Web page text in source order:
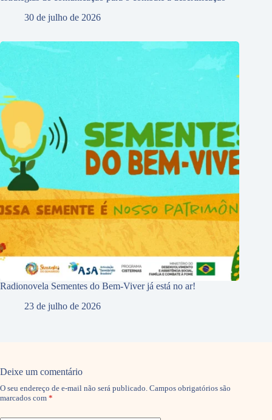
30 de julho de 2026
Radionovela Sementes do Bem-Viver já está no ar!
23 de julho de 2026
Deixe um comentário
O seu endereço de e-mail não será publicado. Campos obrigatórios são
marcados com *